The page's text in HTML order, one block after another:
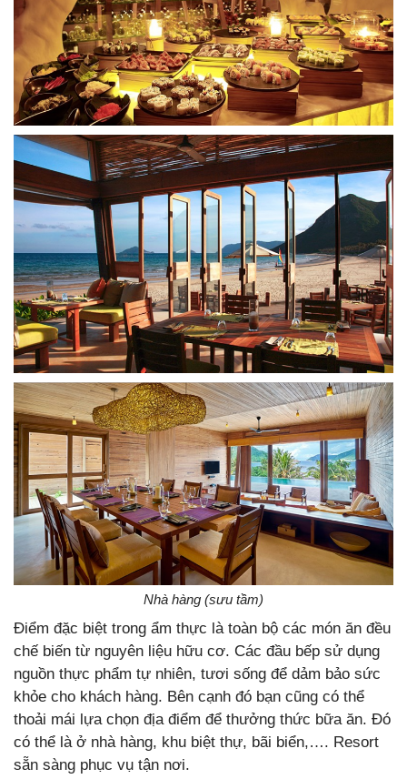
Nhà hàng (sưu tầm)
Điểm đặc biệt trong ẩm thực là toàn bộ các món ăn đều
chế biến từ nguyên liệu hữu cơ. Các đầu bếp sử dụng
nguồn thực phẩm tự nhiên, tươi sống để dảm bảo sức
khỏe cho khách hàng. Bên cạnh đó bạn cũng có thể
thoải mái lựa chọn địa điểm để thưởng thức bữa ăn. Đó
có thể là ở nhà hàng, khu biệt thự, bãi biển,…. Resort
sẵn sàng phục vụ tận nơi.